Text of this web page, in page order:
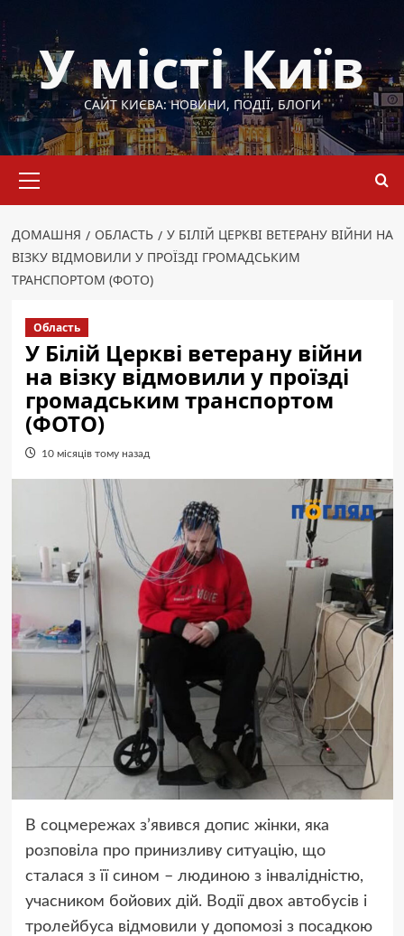
до
вмістуУ місті Київ
САЙТ КИЄВА: НОВИНИ, ПОДІЇ, БЛОГИ
меню
ДОМАШНЯ ОБЛАСТЬ
У БІЛІЙ ЦЕРКВІ ВЕТЕРАНУ ВІЙНИ НА
ВІЗКУ ВІДМОВИЛИ У ПРОЇЗДІ ГРОМАДСЬКИМ
ТРАНСПОРТОМ (ФОТО)
Область
У Білій Церкві ветерану війни
на візку відмовили у проїзді
громадським транспортом
(ФОТО)
10 місяців тому назад
В соцмережах з’явився допис жінки, яка
розповіла про принизливу ситуацію, що
сталася з її сином – людиною з інвалідністю,
учасником бойових дій. Водії двох автобусів і
тролейбуса відмовили у допомозі з посадкою